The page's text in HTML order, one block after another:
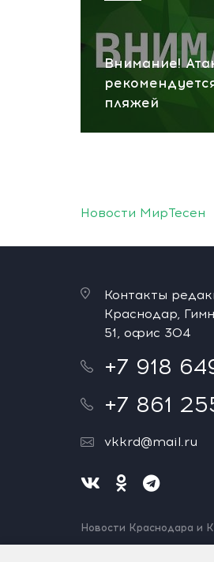
Внимание!
пляжей
Новости МирТесен
Контакты
Краснодар,
51, офис 304
+7 918
+7 861
vkkrd@mail.ru
Новости Краснодара и
Нашли ошибку?